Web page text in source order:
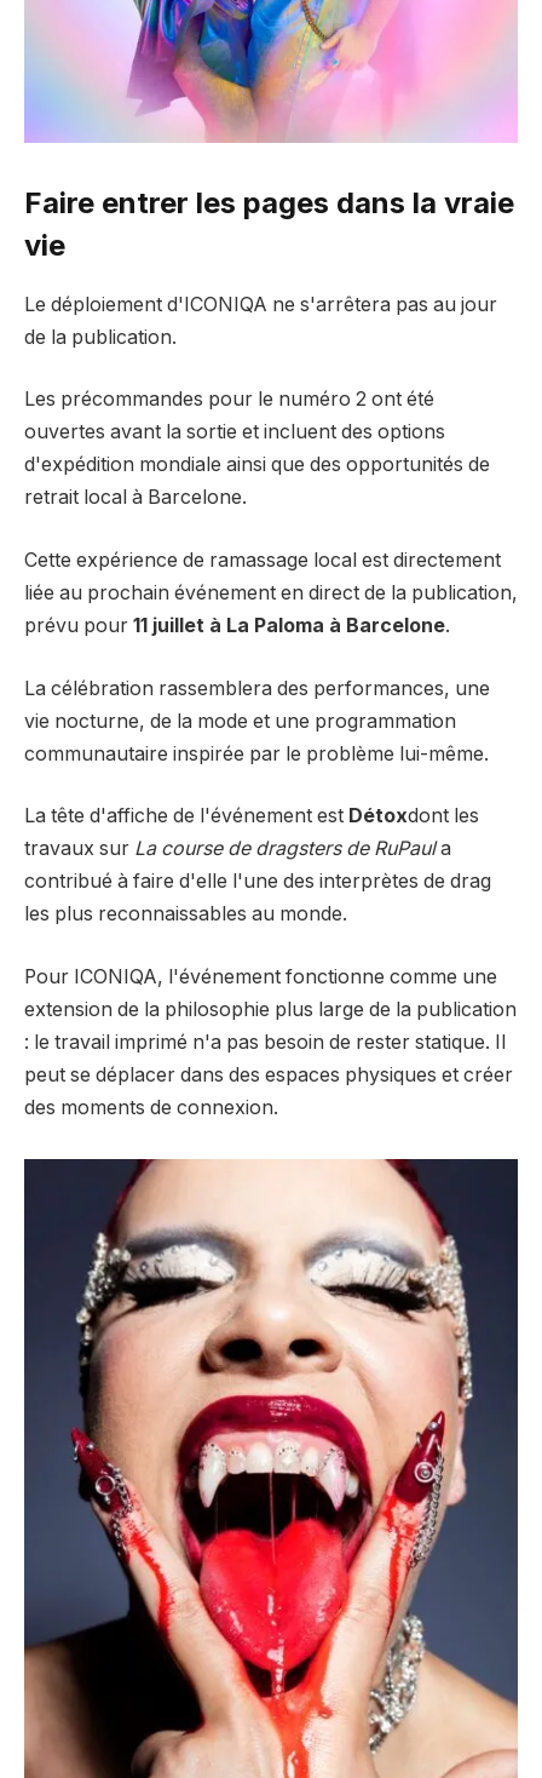
Faire entrer les pages dans la vraie
vie
Le déploiement d'ICONIQA ne s'arrêtera pas au jour
de la publication.
Les précommandes pour le numéro 2 ont été
ouvertes avant la sortie et incluent des options
d'expédition mondiale ainsi que des opportunités de
retrait local à Barcelone.
Cette expérience de ramassage local est directement
liée au prochain événement en direct de la publication,
prévu pour 11 juillet à La Paloma à Barcelone.
La célébration rassemblera des performances, une
vie nocturne, de la mode et une programmation
communautaire inspirée par le problème lui-même.
La tête d'affiche de l'événement est Détoxdont les
travaux sur La course de dragsters de RuPaula
contribué à faire d'elle l'une des interprètes de drag
les plus reconnaissables au monde.
Pour ICONIQA, l'événement fonctionne comme une
extension de la philosophie plus large de la publication
: le travail imprimé n'a pas besoin de rester statique. Il
peut se déplacer dans des espaces physiques et créer
des moments de connexion.